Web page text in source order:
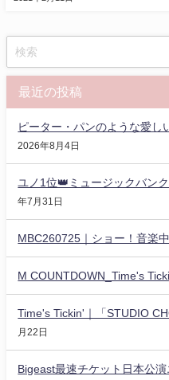
最近の投稿
ピーター・パンのような愛し
2026年8月4日
ユノ1位👑ミュージックバン
年7月31日
MBC260725｜ショー！音楽
M COUNTDOWN_Time's
Time's Tickin'｜「STUDIO
月22日
Bigeast最速チケット日本公